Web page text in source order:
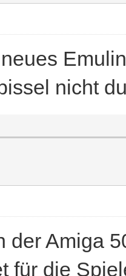
nicht
der Amiga
für die